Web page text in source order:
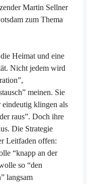
Martin Sellner
zum Thema
Heimat und eine
Nicht jedem wird
meinen. Sie
eindeutig klingen als
raus”. Doch ihre
Die Strategie
Leitfaden offen:
“knapp an der
so “den
langsam